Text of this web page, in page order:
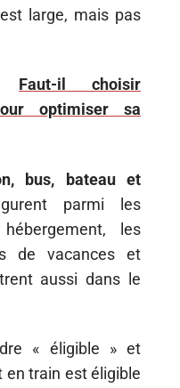
large, mais pas
Faut-il choisir
optimiser sa
bus, bateau et
parmi les
les
de vacances et
aussi dans le
« éligible » et
en train est éligible